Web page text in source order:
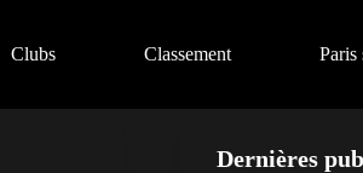
Clubs Classement Paris
Dernières